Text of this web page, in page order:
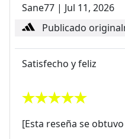
Sane77 | Jul 11, 2026
Publicado
Satisfecho y feliz
[Esta reseña se